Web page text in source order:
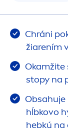
Chráni
žiarením
Okamžite
stopy na
hĺbkovo
hebkú na